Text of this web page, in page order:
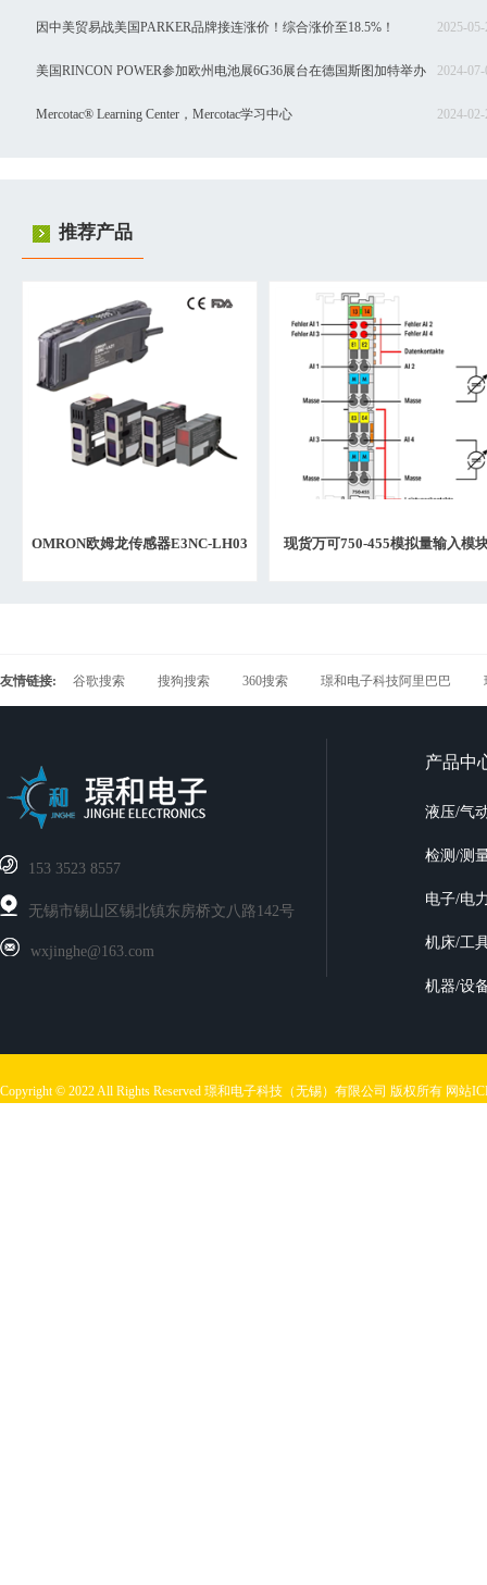
SIEMENS西门子，Schneider施耐德，SEW赛威，BURKERT宝德，
茵梦达，ABB，汇川等品牌！
2025-05-
因中美贸易战美国PARKER品牌接连涨价！综合涨价至18.5%！
2024-07-
美国RINCON POWER参加欧州电池展6G36展台在德国斯图加特举办
2024-02-
Mercotac® Learning Center，Mercotac学习中心
推荐产品
OMRON欧姆龙传感器E3NC-LH03 现货万可750-455模拟量输入模
友情链接: 谷歌搜索 搜狗搜索 360搜索 璟和电子科技阿里巴巴
‭153 3523 8557
无锡市锡山区锡北镇东房桥文八路142号
wxjinghe@163.com
产品中
液压/气
检测/测
电子/电
机床/工
机器/设
Copyright © 2022 All Rights Reserved 璟和电子科技（无锡）有限公司 版权所有 网站